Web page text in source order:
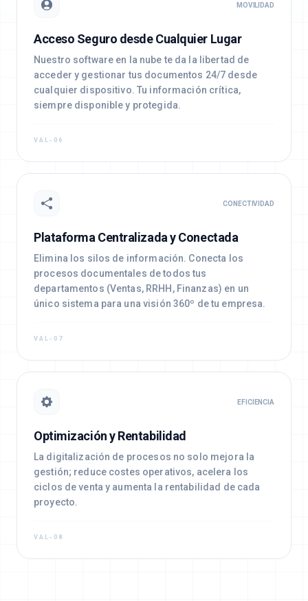
MOVILIDAD
Acceso Seguro desde Cualquier Lugar
Nuestro software en la nube te da la libertad de
acceder y gestionar tus documentos 24/7 desde
cualquier dispositivo. Tu información crítica,
siempre disponible y protegida.
VAL-06
CONECTIVIDAD
Plataforma Centralizada y Conectada
Elimina los silos de información. Conecta los
procesos documentales de todos tus
departamentos (Ventas, RRHH, Finanzas) en un
único sistema para una visión 360º de tu empresa.
VAL-07
EFICIENCIA
Optimización y Rentabilidad
La digitalización de procesos no solo mejora la
gestión; reduce costes operativos, acelera los
ciclos de venta y aumenta la rentabilidad de cada
proyecto.
VAL-08